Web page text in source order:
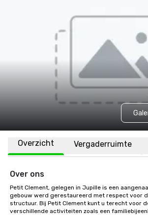
Overzicht Vergaderruimte
Over ons
Petit Clement, gelegen in Jupille is een
gebouw werd gerestaureerd met respect voor
structuur. Bij Petit Clement kunt u terecht voor
verschillende activiteiten zoals een